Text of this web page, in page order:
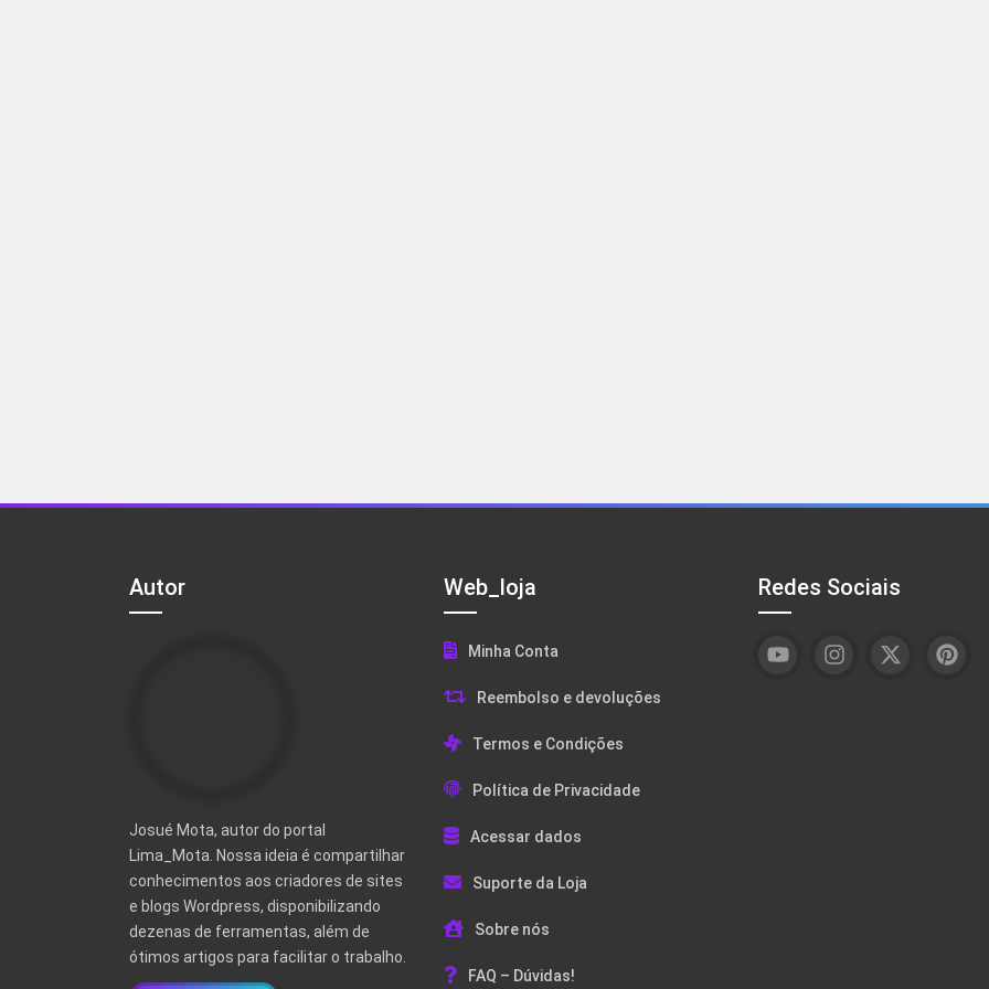
Autor
Josué Mota, autor do portal
Lima_Mota. Nossa ideia é compartilhar
conhecimentos aos criadores de sites
e blogs Wordpress, disponibilizando
dezenas de ferramentas, além de
ótimos artigos para facilitar o trabalho.
Web_loja
Minha Conta
Reembolso e devoluções
Termos e Condições
Política de Privacidade
Acessar dados
Suporte da Loja
Sobre nós
FAQ – Dúvidas!
Redes Sociais